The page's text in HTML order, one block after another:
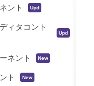
ント
ィタコント
ネント
ト